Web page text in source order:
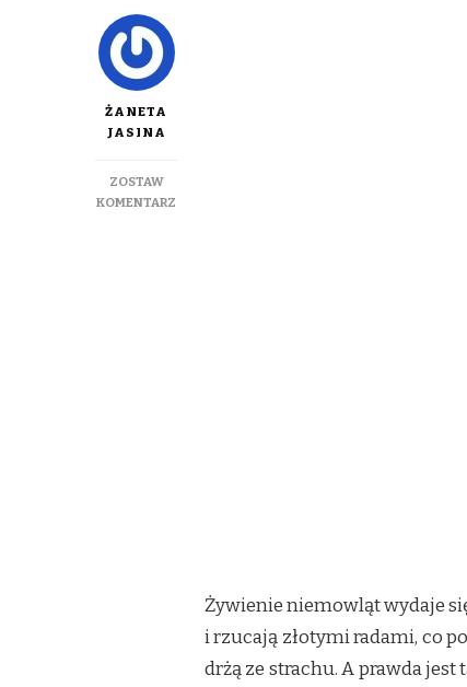
ŻANETA
JASINA
ZOSTAW
KOMENTARZ
Żywienie niemowląt wydaje
i rzucają złotymi radami, co
drżą ze strachu. A prawda